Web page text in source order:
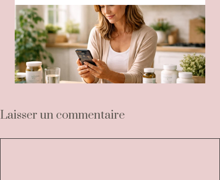
Laisser un commentaire